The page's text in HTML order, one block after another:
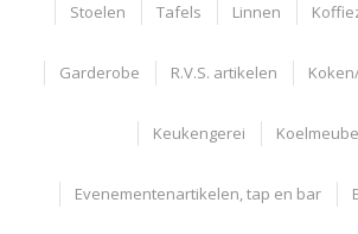
Stoelen Tafels Linnen
Garderobe R.V.S. artikelen
Keukengerei
Evenementenartikelen, tap en bar